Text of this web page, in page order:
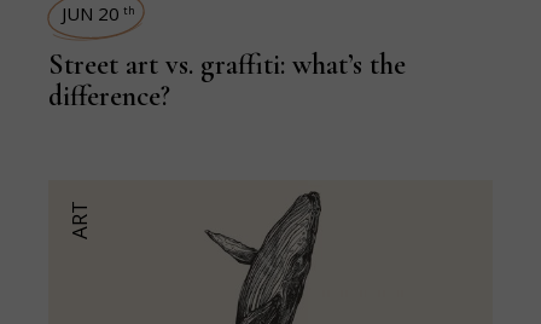
JUN 20 th
Street art vs. graffiti: what’s the
difference?
ART